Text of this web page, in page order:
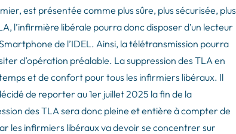
est présentée comme plus sûre, plus sécurisée, plus
l’infirmière libérale pourra donc disposer d’un lecteur
de l’IDEL. Ainsi, la télétransmission pourra
d’opération préalable. La suppression des TLA en
et de confort pour tous les infirmiers libéraux. Il
de reporter au 1er juillet 2025 la fin de la
des TLA sera donc pleine et entière à compter de
les infirmiers libéraux va devoir se concentrer sur